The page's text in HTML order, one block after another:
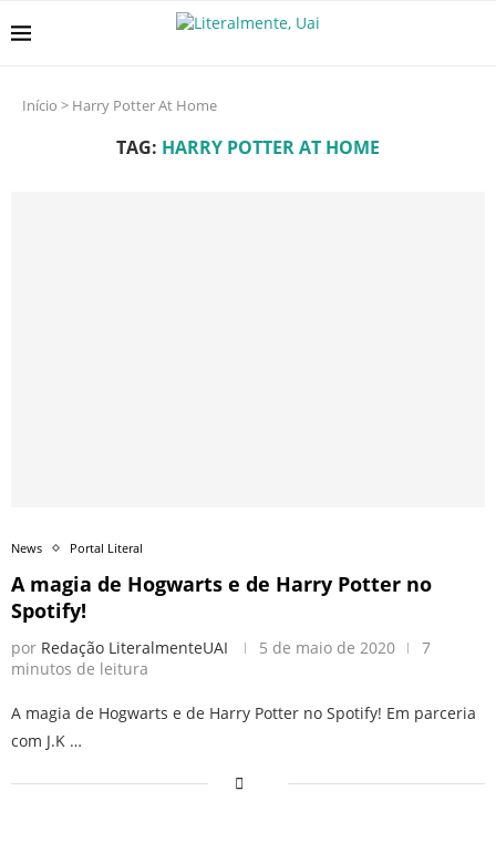
Início > Harry Potter At Home
TAG: HARRY POTTER AT HOME
News Portal Literal
A magia de Hogwarts e de Harry Potter no
Spotify!
por Redação LiteralmenteUAI 5 de maio de 2020
7
minutos de leitura
A magia de Hogwarts e de Harry Potter no Spotify! Em parceria
com J.K …